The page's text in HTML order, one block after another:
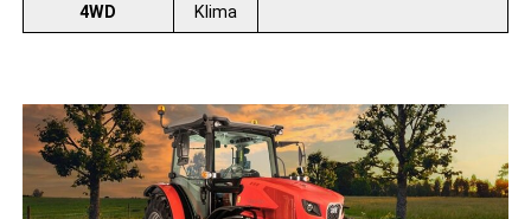
4WD
Klima